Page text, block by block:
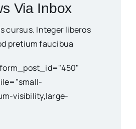
Via Inbox
cursus. Integer liberos
pretium faucibua
visibility,large-